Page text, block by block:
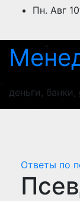
ПерейтиПн. Авг
деньги,
Ответы по